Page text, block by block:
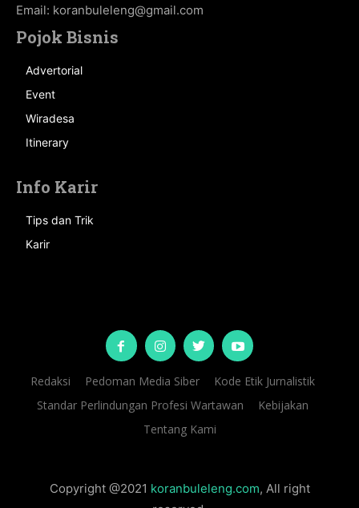
Email: koranbuleleng@gmail.com
Pojok Bisnis
Advertorial
Event
Wiradesa
Itinerary
Info Karir
Tips dan Trik
Karir
Redaksi Pedoman Media Siber
Kode Etik Jurnalistik
Standar Perlindungan Profesi Wartawan
Kebijakan
Tentang Kami
Copyright @2021 koranbuleleng.com, All right